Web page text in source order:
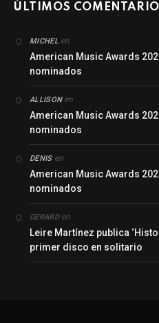
ÚLTIMOS
MICHEL en
American Music Awards
nominados
ALLISONen
American Music Awards
nominados
DENISen
American Music Awards
nominados
GERARDen
Leire Martínez publica
primer disco en solitario